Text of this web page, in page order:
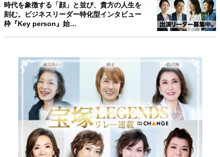
時代を象徴する「顔」と並び、貴方の人生を
刻む。ビジネスリーダー特化型インタビュー
枠『Key person』始…